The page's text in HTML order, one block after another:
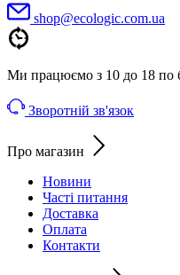
shoр@ecologic.com.ua
Ми працюємо з 10 до 18 по
Зворотній зв'язок
Про магазин
Новини
Часті питання
Доставка
Оплата
Контакти